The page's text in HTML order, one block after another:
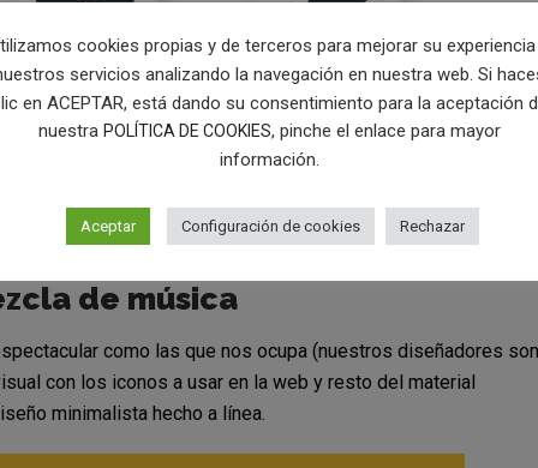
de música
como las que nos ocupa (nuestros diseñadores son
con los iconos a usar en la web y resto del material
minimalista hecho a línea.
cookies propias y de terceros para mejorar su
servicios analizando la navegación en nuestra web. Si
en ACEPTAR, está dando su consentimiento para la aceptación
nuestra POLÍTICA DE COOKIES, pinche el enlace para mayor
información.
Aceptar Configuración de cookies Rechazar